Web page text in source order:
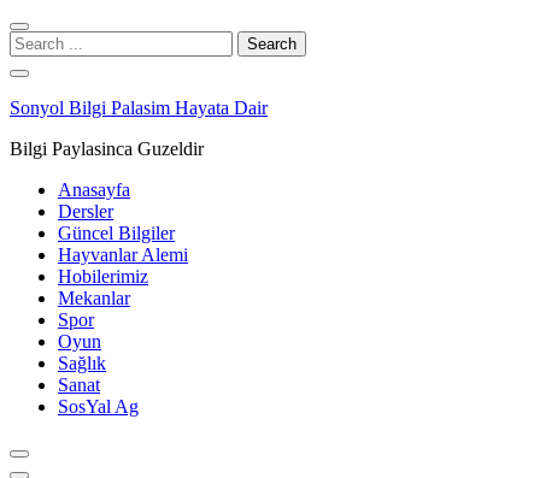
Skip
to
navigation
Skip
to
content
Search
for:
Sonyol Bilgi Palasim Hayata Dair
Bilgi Paylasinca Guzeldir
Anasayfa
Dersler
Güncel Bilgiler
Hayvanlar Alemi
Hobilerimiz
Mekanlar
Spor
Oyun
Sağlık
Sanat
SosYal Ag